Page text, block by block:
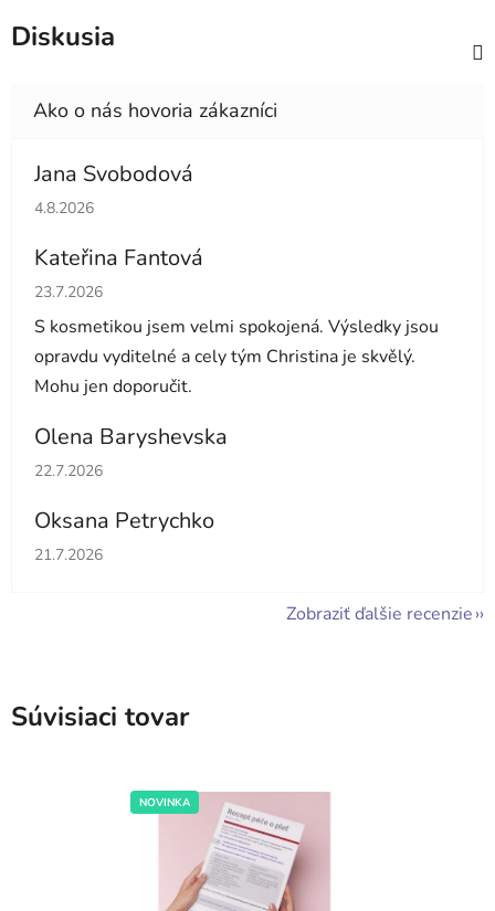
Diskusia
Jana Svobodová
Hodnotenie obchodu je 5 z 5 hviezdičiek.
4.8.2026
Kateřina Fantová
Hodnotenie obchodu je 5 z 5 hviezdičiek.
23.7.2026
S kosmetikou jsem velmi spokojená. Výsledky jsou
opravdu vyditelné a cely tým Christina je skvělý.
Mohu jen doporučit.
Olena Baryshevska
Hodnotenie obchodu je 5 z 5 hviezdičiek.
22.7.2026
Oksana Petrychko
Hodnotenie obchodu je 5 z 5 hviezdičiek.
21.7.2026
Zobraziť ďalšie recenzie
Súvisiaci tovar
NOVINKA